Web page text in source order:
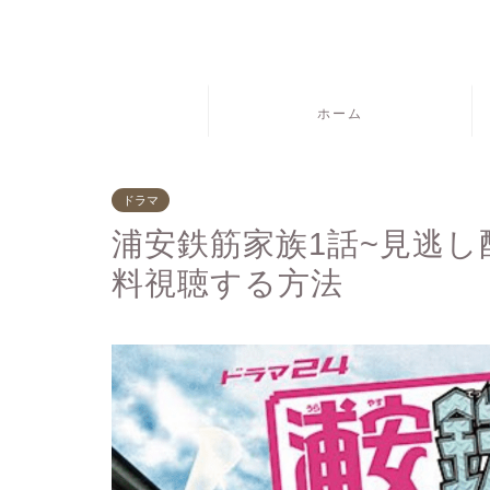
ホーム
ドラマ
浦安鉄筋家族1話~見逃
料視聴する方法